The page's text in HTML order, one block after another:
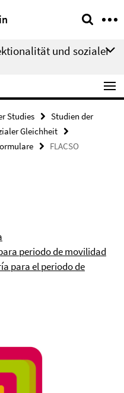
und sozialer
Studies
Studien der
Gleichheit
FLACSO
periodo de movilidad
para el periodo de